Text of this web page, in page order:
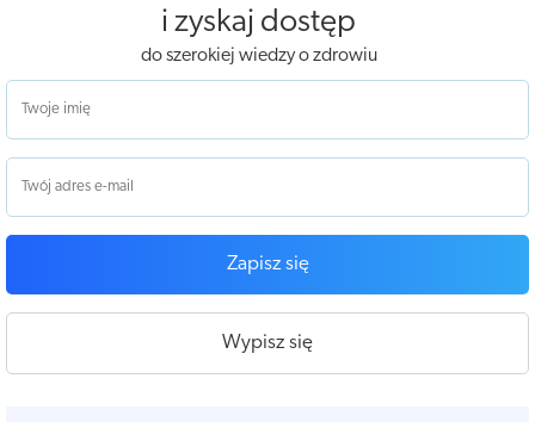
i zyskaj dostęp
do szerokiej wiedzy o zdrowiu
Zapisz się
Wypisz się